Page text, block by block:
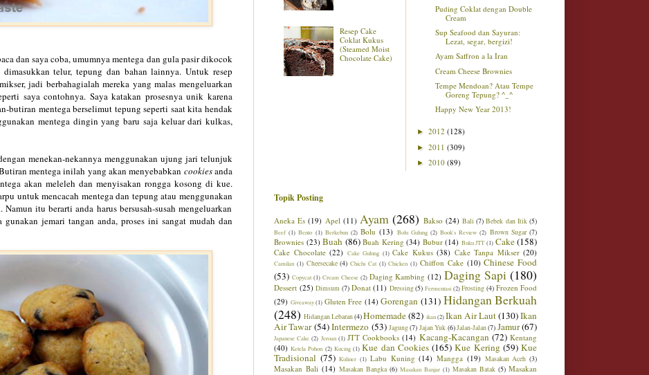
dan saya coba, umumnya mentega dan gula pasir dikocok
telur, tepung dan bahan lainnya. Untuk resep
jadi berbahagialah mereka yang malas mengeluarkan
saya contohnya. Saya katakan prosesnya unik karena
butiran mentega berselimut tepung seperti saat kita hendak
mentega dingin yang baru saja keluar dari kulkas,
menekan-nekannya menggunakan ujung jari telunjuk
mentega inilah yang akan menyebabkan cookiesanda
akan meleleh dan menyisakan rongga kosong di kue.
untuk mencacah mentega dan tepung atau menggunakan
itu berarti anda harus bersusah-susah mengeluarkan
jemari tangan anda, proses ini sangat mudah dan
Resep Cake
Coklat Kukus
(Steamed Moist
Chocolate Cake)
Puding Coklat dengan Double
Cream
Sup Seafood dan Sayuran:
Lezat, segar, bergizi!
Ayam Saffron a la Iran
Cream Cheese Brownies
Tempe Mendoan? Atau Tempe
Goreng Tepung? ^_^
Happy New Year 2013!
► 2012 (128)
► 2011 (309)
► 2010 (89)
Topik Posting
Aneka Es (19) Apel (11) Ayam (268) Bakso (24) Bali (7) Bebek dan Itik (5)
Beef (1) Bento (1) Berkebun (2) Bolu (13) Bolu Gulung (2) Book's Review (2) Brown Sugar (7)
Brownies (23) Buah (86) Buah Kering (34) Bubur (14) Buku JTT (1) Cake(158)
Cake Chocolate (22) Cake Gulung (1) Cake Kukus (38) Cake Tanpa Mikser (20)
Camilan (1) Cheesecake (4) Chichi Cat (1) Chicken (1) Chiffon Cake (10) Chinese Food
(53) Copycat (1) Cream Cheese (2) Daging Kambing (12) Daging Sapi (180)
Dessert (25) Dimsum (7) Donat (11) Dressing (5) Fermentasi (2) Frosting (4) Frozen Food
(29) Giveaway (1) Gluten Free (14) Gorengan (131) Hidangan Berkuah
(248) Hidangan Lebaran(4)Homemade(82) ikan (2) Ikan Air Laut(130)Ikan
Air Tawar (54)Intermezo (53) Jagung(7) Jajan Yuk (6)Jalan-Jalan(7) Jamur(67)
Japanese Cake (2) Jeroan (1) JTT Cookbooks (14) Kacang-Kacangan (72) Kentang
(40) Ketela Pohon (2) Kucing (1) Kue dan Cookies (165) Kue Kering (59) Kue
Tradisional (75) Kuliner (1) Labu Kuning (14) Mangga (19) Masakan Aceh (3)
Masakan Bali (14) Masakan Bangka (6) Masakan Banjar (1) Masakan Batak (5) Masakan